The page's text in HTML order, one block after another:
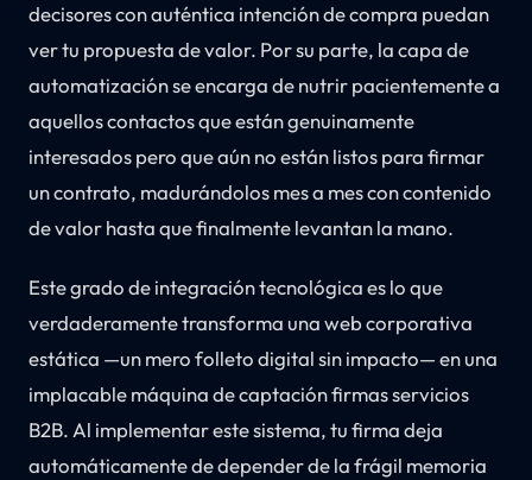
decisores con auténtica intención de compra puedan
ver tu propuesta de valor. Por su parte, la capa de
automatización se encarga de nutrir pacientemente a
aquellos contactos que están genuinamente
interesados pero que aún no están listos para firmar
un contrato, madurándolos mes a mes con contenido
de valor hasta que finalmente levantan la mano.
Este grado de integración tecnológica es lo que
verdaderamente transforma una web corporativa
estática —un mero folleto digital sin impacto— en una
implacable máquina de captación firmas servicios
B2B. Al implementar este sistema, tu firma deja
automáticamente de depender de la frágil memoria